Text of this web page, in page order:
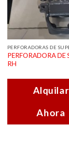
PERFORADORAS DE
PERFORADORA DE
RH
Alquilar
Ahora